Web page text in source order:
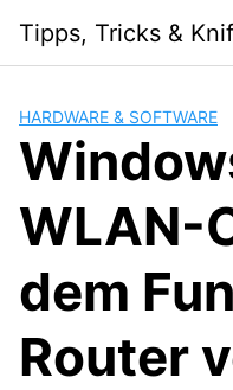
content
Tipps, Tricks &
HARDWARE & SOFTWARE
WLAN-
dem
Router